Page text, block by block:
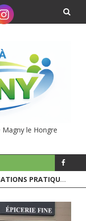
le Hongre
POUR LE 1ER TOURS DES ÉLECTIONS MUNICIPALES